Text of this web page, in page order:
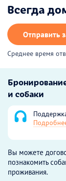
Всегда
Отправить
Среднее время
и собаки
Вы можете
познакомить
проживания.